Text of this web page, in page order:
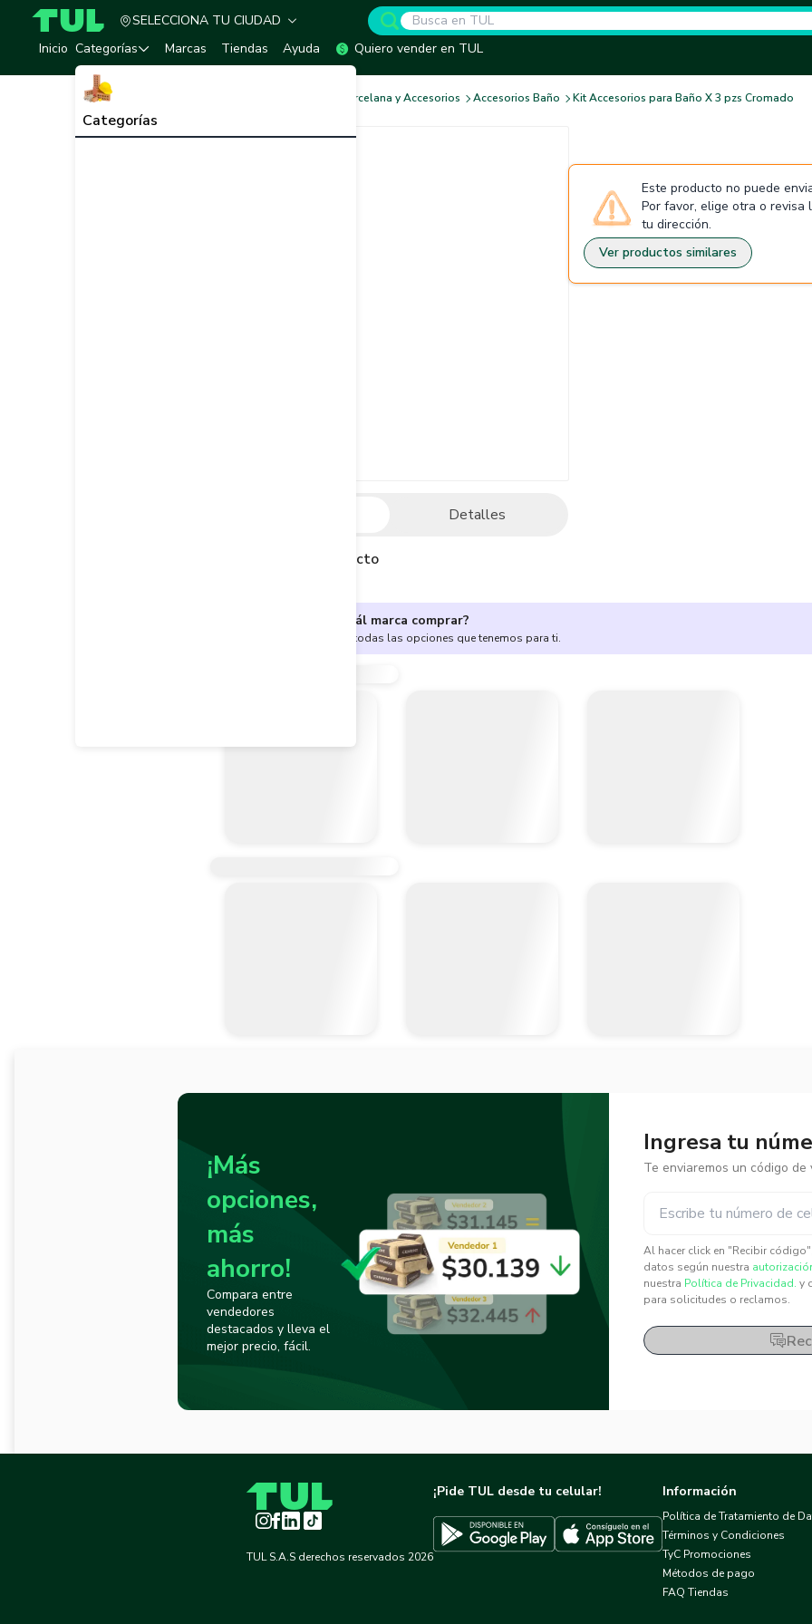
TUL - Tu Marketplace de Construcción
SELECCIONA TU CIUDAD
Inicio Categorías
Categorías
Marcas Tiendas Ayuda Quiero vender en TUL
Porcelana y Accesorios Accesorios Baño Kit Accesorios para Baño X 3 pzs Cromado
Detalles
Descripción del producto
Este producto no puede
Por favor, elige otra o revisa
tu dirección.
Ver productos similares
¿No sabes cuál marca comprar?
Encuentra aquí todas las opciones que tenemos para ti.
¡Más
opciones,
más
ahorro!
Compara entre
vendedores
destacados y lleva el
mejor precio, fácil.
Ingresa tu
Te enviaremos un código de
Al hacer click en "Recibir
datos según nuestra
nuestra Política de Privacidad. y
para solicitudes o reclamos.
Instagram
Facebook
LinkedInTikTok
TUL S.A.S derechos reservados 2026
¡Pide TUL desde tu celular!
Descargar TUL en Google PlayDescargar TUL en App Store
Información
Política de Tratamiento de
Términos y Condiciones
TyC Promociones
Métodos de pago
FAQ Tiendas